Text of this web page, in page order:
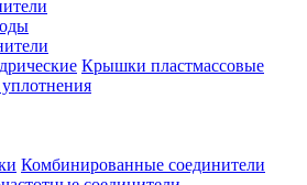
Крышки пластмассовые
Комбинированные соединители